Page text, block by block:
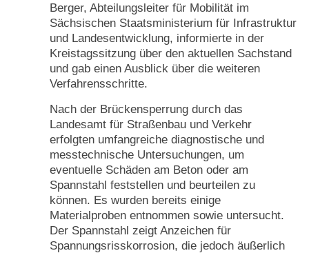
Berger, Abteilungsleiter für Mobilität im
Sächsischen Staatsministerium für Infrastruktur
und Landesentwicklung, informierte in der
Kreistagssitzung über den aktuellen Sachstand
und gab einen Ausblick über die weiteren
Verfahrensschritte.
Nach der Brückensperrung durch das
Landesamt für Straßenbau und Verkehr
erfolgten umfangreiche diagnostische und
messtechnische Untersuchungen, um
eventuelle Schäden am Beton oder am
Spannstahl feststellen und beurteilen zu
können. Es wurden bereits einige
Materialproben entnommen sowie untersucht.
Der Spannstahl zeigt Anzeichen für
Spannungsrisskorrosion, die jedoch äußerlich